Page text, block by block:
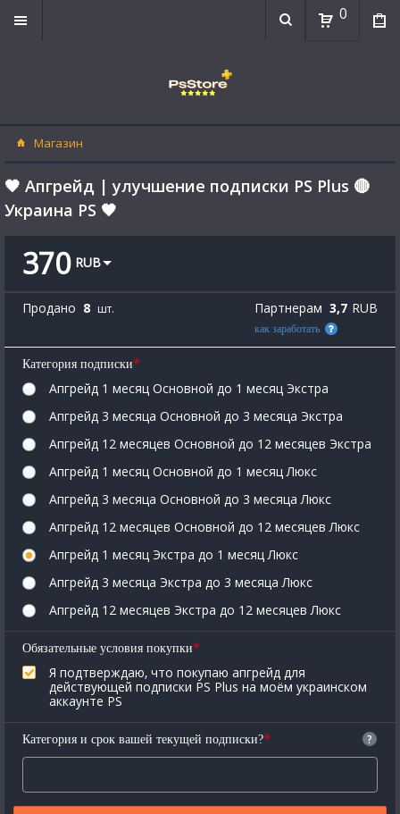
0
Магазин
🖤 Апгрейд | улучшение подписки PS Plus 🔴
Украина PS 🖤
370 RUB
Продано 8 шт. Партнерам 3,7 RUB
как заработать
Категория подписки*
Апгрейд 1 месяц Основной до 1 месяц Экстра
Апгрейд 3 месяца Основной до 3 месяца Экстра
Апгрейд 12 месяцев Основной до 12 месяцев Экстра
Апгрейд 1 месяц Основной до 1 месяц Люкс
Апгрейд 3 месяца Основной до 3 месяца Люкс
Апгрейд 12 месяцев Основной до 12 месяцев Люкс
Апгрейд 1 месяц Экстра до 1 месяц Люкс
Апгрейд 3 месяца Экстра до 3 месяца Люкс
Апгрейд 12 месяцев Экстра до 12 месяцев Люкс
Обязательные условия покупки*
Я подтверждаю, что покупаю апгрейд для
действующей подписки PS Plus на моём украинском
аккаунте PS
Категория и срок вашей текущей подписки?* ?